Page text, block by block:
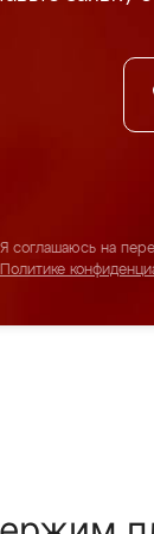
Я соглашаюсь на
Политике